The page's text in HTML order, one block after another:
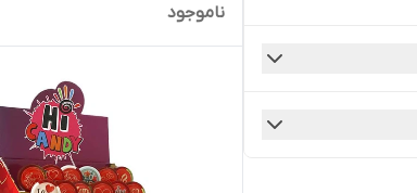
ناموجود